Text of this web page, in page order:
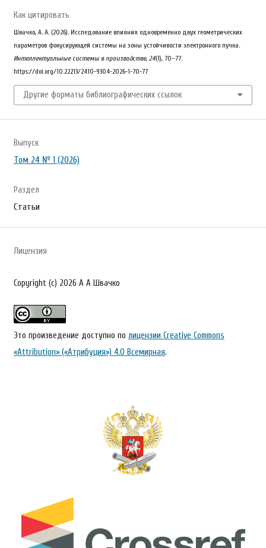
Как цитировать
Швачко, А. А. (2026). Исследование влияния одновременно двух геометрических
параметров фокусирующей системы на зоны устойчивости электронного пучка.
Интеллектуальные системы в производстве, 24(1), 70–77.
https://doi.org/10.22213/2410-9304-2026-1-70-77
Другие форматы библиографических ссылок
Выпуск
Том 24 № 1 (2026)
Раздел
Статьи
Лицензия
Copyright (c) 2026 А А Швачко
Это произведение доступно по лицензии Creative Commons
«Attribution» («Атрибуция») 4.0 Всемирная.